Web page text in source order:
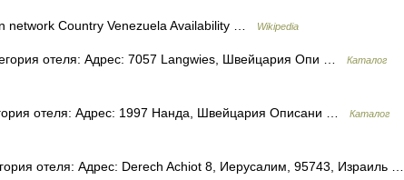
network Country Venezuela Availability … Wikipedia
отеля: Адрес: 7057 Langwies, Швейцария Опи …
Каталог
отеля: Адрес: 1997 Нанда, Швейцария Описани …
Каталог
отеля: Адрес: Derech Achiot 8, Иерусалим, 95743, Израиль …